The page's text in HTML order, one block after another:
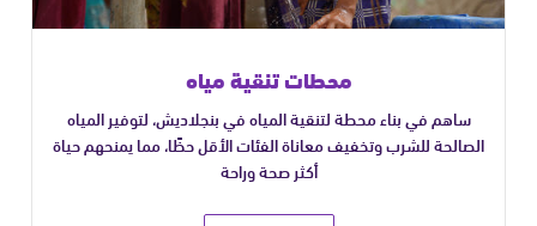
محطات تنقية مياه
ساهم في بناء محطة لتنقية المياه في بنجلاديش، لتوفير المياه
الصالحة للشرب وتخفيف معاناة الفئات الأقل حظًا، مما يمنحهم حياة
أكثر صحة وراحة